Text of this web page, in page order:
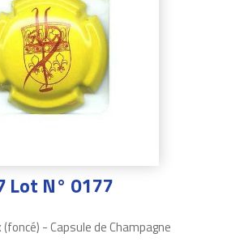
Lot N° 0177
- Capsule de Champagne